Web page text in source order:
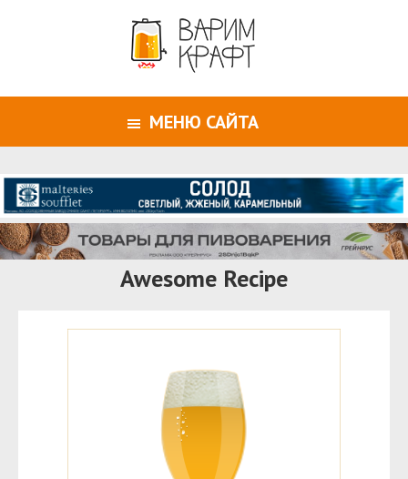
МЕНЮ САЙТА
Awesome Recipe